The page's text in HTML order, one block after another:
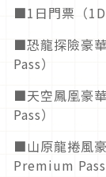
■1日門票（
■恐龍探險豪
Pass）
■天空鳳凰豪
Pass）
■山原龍捲風
Premium Pass